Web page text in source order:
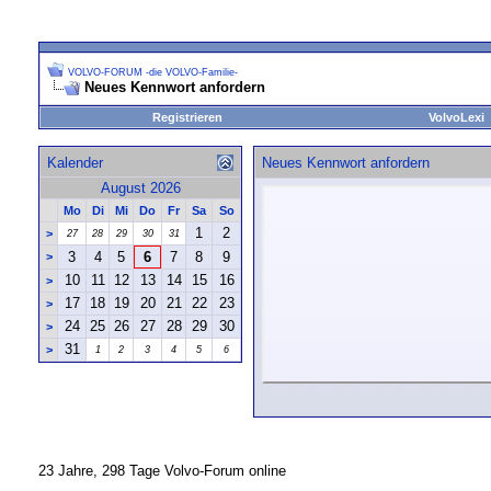
VOLVO-FORUM -die VOLVO-Familie-
Neues Kennwort anfordern
Registrieren VolvoLexi
Kalender
August 2026
Mo Di Mi Do Fr Sa
So
>
27 28 29 30 31 1 2
> 3 4 5 6 7 8 9
> 10 11 12 13 14 15 16
> 17 18 19 20 21 22 23
> 24 25 26 27 28 29 30
> 31 1 2 3 4 5 6
Neues Kennwort anfordern
23 Jahre, 298 Tage Volvo-Forum online